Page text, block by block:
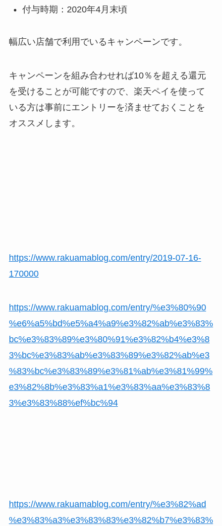
付与時期：2020年4月末頃
幅広い店舗で利用でいるキャンペーンです。
キャンペーンを組み合わせれば10％を超える還元
を受けることが可能ですので、楽天ペイを使って
いる方は事前にエントリーを済ませておくことを
オススメします。
https://www.rakuamablog.com/entry/2019-07-16-
170000
https://www.rakuamablog.com/entry/%e3%80%90
%e6%a5%bd%e5%a4%a9%e3%82%ab%e3%83%
bc%e3%83%89%e3%80%91%e3%82%b4%e3%8
3%bc%e3%83%ab%e3%83%89%e3%82%ab%e3
%83%bc%e3%83%89%e3%81%ab%e3%81%99%
e3%82%8b%e3%83%a1%e3%83%aa%e3%83%8
3%e3%83%88%ef%bc%94
https://www.rakuamablog.com/entry/%e3%82%ad
%e3%83%a3%e3%83%83%e3%82%b7%e3%83%